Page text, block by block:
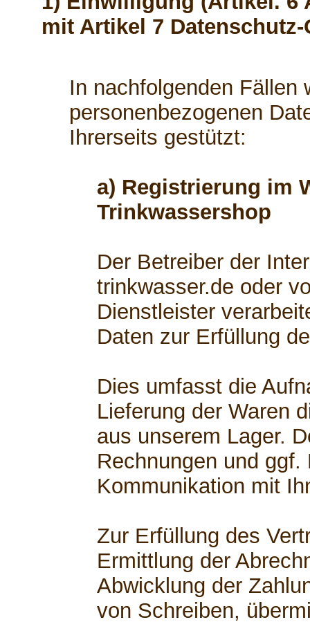
mit Artikel 7 Datenschutz-
In nachfolgenden Fällen
personenbezogenen
Ihrerseits gestützt:
a) Registrierung im
Trinkwassershop
Der Betreiber der
trinkwasser.de oder
Dienstleister
Daten zur Erfüllung
Dies umfasst die
Lieferung der Waren
aus unserem Lager.
Rechnungen und
Kommunikation mit
Zur Erfüllung des
Ermittlung der
Abwicklung der
von Schreiben,